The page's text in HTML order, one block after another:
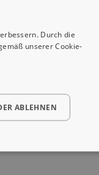
Durch die
unserer Cookie-
ABLEHNEN